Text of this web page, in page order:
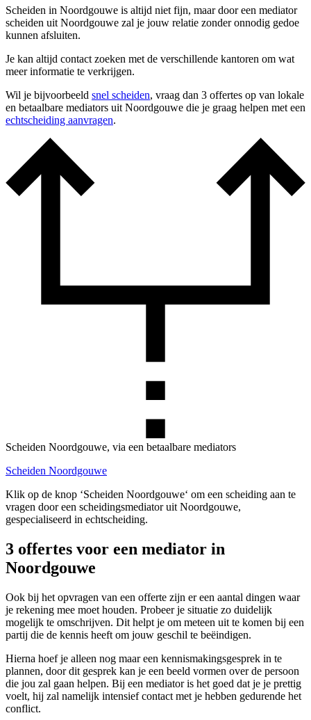
Scheiden in Noordgouwe is altijd niet fijn, maar door een mediator
scheiden uit Noordgouwe zal je jouw relatie zonder onnodig gedoe
kunnen afsluiten.
Je kan altijd contact zoeken met de verschillende kantoren om wat
meer informatie te verkrijgen.
Wil je bijvoorbeeld snel scheiden, vraag dan 3 offertes op van lokale
en betaalbare mediators uit Noordgouwe die je graag helpen met een
echtscheiding aanvragen.
Scheiden Noordgouwe, via een betaalbare mediators
Scheiden Noordgouwe
Klik op de knop ‘Scheiden Noordgouwe‘ om een scheiding aan te
vragen door een scheidingsmediator uit Noordgouwe,
gespecialiseerd in echtscheiding.
3 offertes voor een mediator in
Noordgouwe
Ook bij het opvragen van een offerte zijn er een aantal dingen waar
je rekening mee moet houden. Probeer je situatie zo duidelijk
mogelijk te omschrijven. Dit helpt je om meteen uit te komen bij een
partij die de kennis heeft om jouw geschil te beëindigen.
Hierna hoef je alleen nog maar een kennismakingsgesprek in te
plannen, door dit gesprek kan je een beeld vormen over de persoon
die jou zal gaan helpen. Bij een mediator is het goed dat je je prettig
voelt, hij zal namelijk intensief contact met je hebben gedurende het
conflict.